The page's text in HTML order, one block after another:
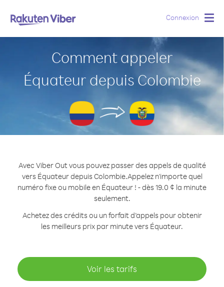
Connexion
Comment appeler
Équateur depuis Colombie
Avec Viber Out vous pouvez passer des appels de qualité
vers Équateur depuis Colombie.Appelez n'importe quel
numéro fixe ou mobile en Équateur ! - dès 19.0 ¢ la minute
seulement.
Achetez des crédits ou un forfait d’appels pour obtenir
les meilleurs prix par minute vers Équateur.
Voir les tarifs